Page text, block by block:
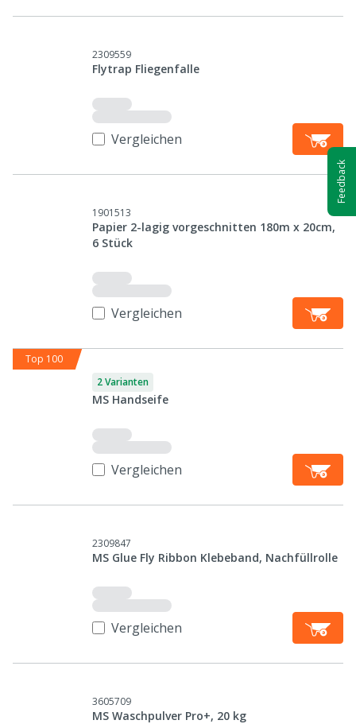
2309559
Flytrap Fliegenfalle
Vergleichen
1901513
Papier 2-lagig vorgeschnitten 180m x 20cm,
6 Stück
Vergleichen
Top 100
2 Varianten
MS Handseife
Vergleichen
2309847
MS Glue Fly Ribbon Klebeband, Nachfüllrolle
Vergleichen
3605709
MS Waschpulver Pro+, 20 kg
Feedback